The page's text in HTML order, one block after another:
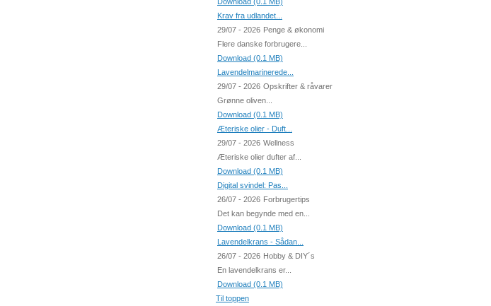
Krav fra udlandet...
29/07 - 2026 Penge & økonomi
Flere danske forbrugere...
Download (0.1 MB)
Lavendelmarinerede...
29/07 - 2026 Opskrifter & råvarer
Grønne oliven...
Download (0.1 MB)
Æteriske olier - Duft...
29/07 - 2026 Wellness
Æteriske olier dufter af...
Download (0.1 MB)
Digital svindel: Pas...
26/07 - 2026 Forbrugertips
Det kan begynde med en...
Download (0.1 MB)
Lavendelkrans - Sådan...
26/07 - 2026 Hobby & DIY´s
En lavendelkrans er...
Download (0.1 MB)
Til toppen